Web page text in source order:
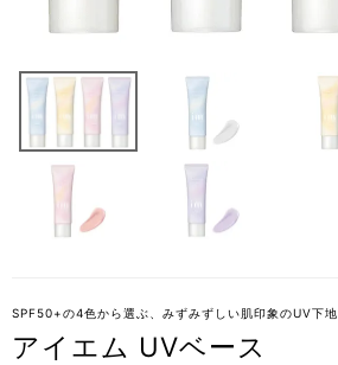
SPF50+の4色から選ぶ、みずみずしい肌印象のUV下地
アイエム UVベース